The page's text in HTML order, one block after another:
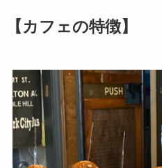
【カフェの特徴】